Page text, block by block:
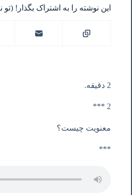
این نوشته را به اشتراک بگذار!
2 دقیقه.
2 ***
معنویت چیست؟
***